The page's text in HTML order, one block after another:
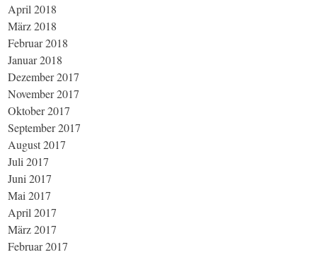
April 2018
März 2018
Februar 2018
Januar 2018
Dezember 2017
November 2017
Oktober 2017
September 2017
August 2017
Juli 2017
Juni 2017
Mai 2017
April 2017
März 2017
Februar 2017